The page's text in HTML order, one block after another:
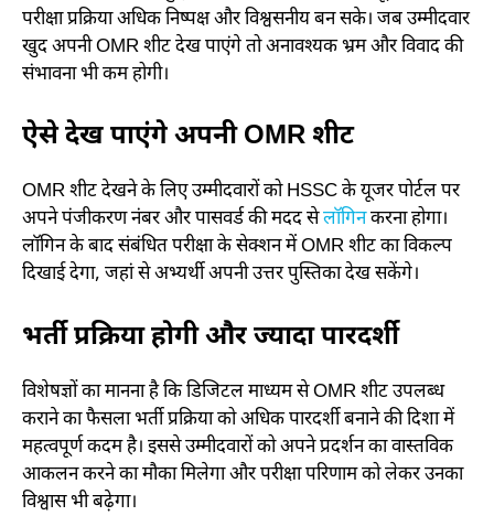
परीक्षा प्रक्रिया अधिक निष्पक्ष और विश्वसनीय बन सके। जब उम्मीदवार
खुद अपनी OMR शीट देख पाएंगे तो अनावश्यक भ्रम और विवाद की
संभावना भी कम होगी।
ऐसे देख पाएंगे अपनी OMR शीट
OMR शीट देखने के लिए उम्मीदवारों को HSSC के यूजर पोर्टल पर
अपने पंजीकरण नंबर और पासवर्ड की मदद सेलॉगिनकरना होगा।
लॉगिन के बाद संबंधित परीक्षा के सेक्शन में OMR शीट का विकल्प
दिखाई देगा, जहां से अभ्यर्थी अपनी उत्तर पुस्तिका देख सकेंगे।
भर्ती प्रक्रिया होगी और ज्यादा पारदर्शी
विशेषज्ञों का मानना है कि डिजिटल माध्यम से OMR शीट उपलब्ध
कराने का फैसला भर्ती प्रक्रिया को अधिक पारदर्शी बनाने की दिशा में
महत्वपूर्ण कदम है। इससे उम्मीदवारों को अपने प्रदर्शन का वास्तविक
आकलन करने का मौका मिलेगा और परीक्षा परिणाम को लेकर उनका
विश्वास भी बढ़ेगा।